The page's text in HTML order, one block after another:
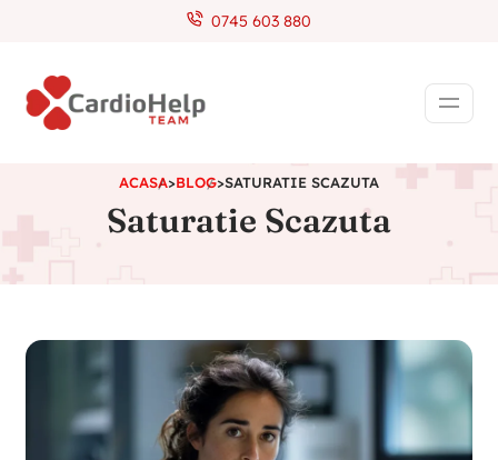
0745 603 880
ACASA>BLOG>SATURATIE SCAZUTA
Saturatie Scazuta